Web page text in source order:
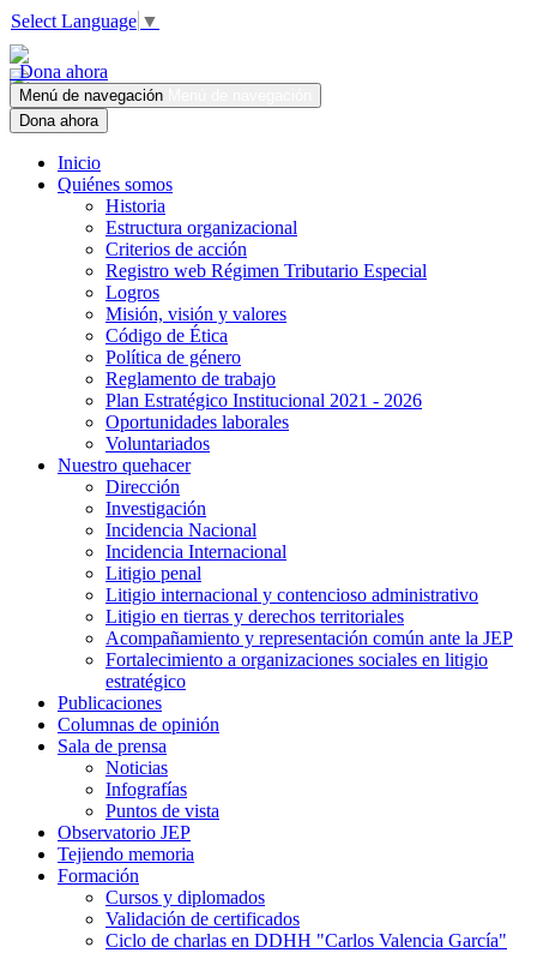
Select Language ▼
Dona ahora
Menú de navegación
Dona ahora
Inicio
Quiénes somos
Historia
Estructura organizacional
Criterios de acción
Registro web Régimen Tributario Especial
Logros
Misión, visión y valores
Código de Ética
Política de género
Reglamento de trabajo
Plan Estratégico Institucional 2021 - 2026
Oportunidades laborales
Voluntariados
Nuestro quehacer
Dirección
Investigación
Incidencia Nacional
Incidencia Internacional
Litigio penal
Litigio internacional y contencioso administrativo
Litigio en tierras y derechos territoriales
Acompañamiento y representación común ante la JEP
Fortalecimiento a organizaciones sociales en litigio
estratégico
Publicaciones
Columnas de opinión
Sala de prensa
Noticias
Infografías
Puntos de vista
Observatorio JEP
Tejiendo memoria
Formación
Cursos y diplomados
Validación de certificados
Ciclo de charlas en DDHH "Carlos Valencia García"